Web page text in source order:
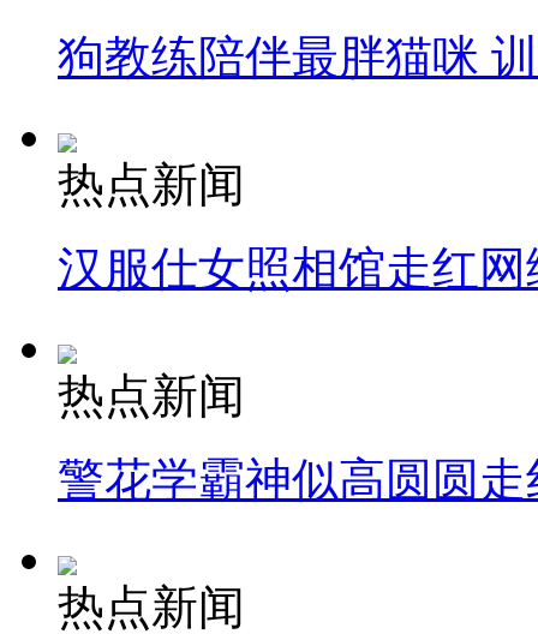
狗教练陪伴最胖猫咪
热点新闻
汉服仕女照相馆走红网
热点新闻
警花学霸神似高圆圆走
热点新闻